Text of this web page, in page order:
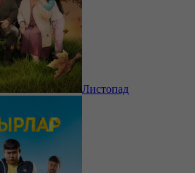
Листопад